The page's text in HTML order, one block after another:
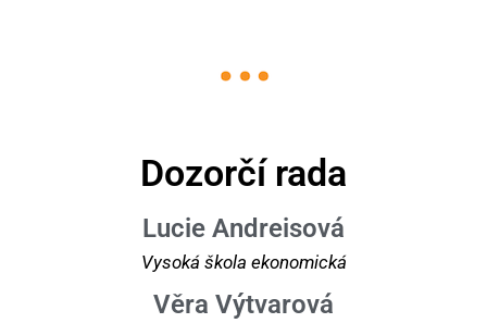
Dozorčí rada
Lucie Andreisová
Vysoká škola ekonomická
Věra Výtvarová